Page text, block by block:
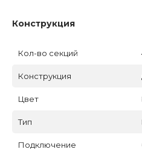
Конструкция
Кол-во секций
Конструкция
Цвет
Тип
Подключение